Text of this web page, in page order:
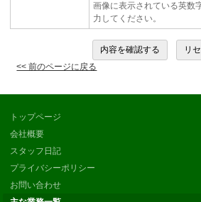
画像に表示されている英数
力してください。
<< 前のページに戻る
トップページ
会社概要
スタッフ日記
プライバシーポリシー
お問い合わせ